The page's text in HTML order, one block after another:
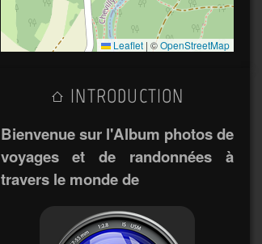
Leaflet | ©OpenStreetMap
INTRODUCTION
Bienvenue sur l'Album photos de
voyages et de randonnées à
travers le monde de